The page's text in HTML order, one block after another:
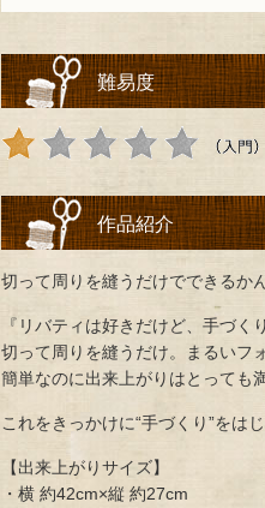
難易度
作品紹介
切って周りを縫うだけでできるか
『リバティは好きだけど、手づ
切って周りを縫うだけ。まるいフ
簡単なのに出来上がりはとっても
これをきっかけに“手づくり”をは
【出来上がりサイズ】
・横 約42cm×縦 約27cm